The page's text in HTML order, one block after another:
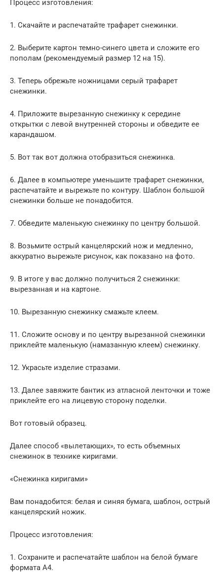
Процесс изготовления:
1. Скачайте и распечатайте трафарет снежинки.
2. Выберите картон темно-синего цвета и сложите его
пополам (рекомендуемый размер 12 на 15).
3. Теперь обрежьте ножницами серый трафарет
снежинки.
4. Приложите вырезанную снежинку к середине
открытки с левой внутренней стороны и обведите ее
карандашом.
5. Вот так вот должна отобразиться снежинка.
6. Далее в компьютере уменьшите трафарет снежинки,
распечатайте и вырежьте по контуру. Шаблон большой
снежинки больше не понадобится.
7. Обведите маленькую снежинку по центру большой.
8. Возьмите острый канцелярский нож и медленно,
аккуратно вырежьте рисунок, как показано на фото.
9. В итоге у вас должно получиться 2 снежинки:
вырезанная и на картоне.
10. Вырезанную снежинку смажьте клеем.
11. Сложите основу и по центру вырезанной снежинки
приклейте маленькую (намазанную клеем) снежинку.
12. Украсьте изделие стразами.
13. Далее завяжите бантик из атласной ленточки и тоже
приклейте его на лицевую сторону поделки.
Вот готовый образец.
Далее способ «вылетающих», то есть объемных
снежинок в технике киригами.
«Снежинка киригами»
Вам понадобится: белая и синяя бумага, шаблон, острый
канцелярский ножик.
Процесс изготовления:
1. Сохраните и распечатайте шаблон на белой бумаге
формата А4.